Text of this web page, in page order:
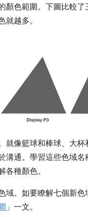
顏色範圍。下圖比較了
就越多。
就像籃球和棒球、大杯
溝通。學習這些色域名
各種顏色。
域。如要瞭解七個新色
」一文。